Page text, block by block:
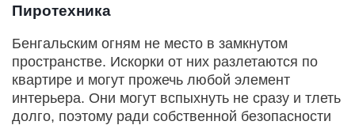
Пиротехника
Бенгальским огням не место в замкнутом
пространстве. Искорки от них разлетаются по
квартире и могут прожечь любой элемент
интерьера. Они могут вспыхнуть не сразу и тлеть
долго, поэтому ради собственной безопасности